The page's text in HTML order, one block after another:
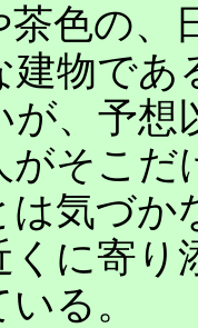
茶色の、
建物であ
が、予想
がそこだ
は気づか
くに寄
る。